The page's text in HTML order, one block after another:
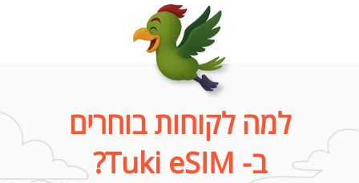
למה לקוחות בוחרים
ב- Tuki eSIM?